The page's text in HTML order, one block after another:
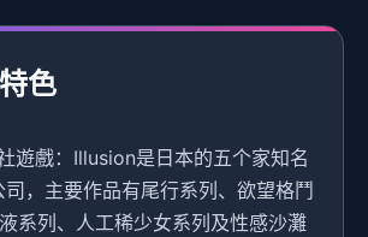
色
遊戲：Illusion是日本的五个家知名
，主要作品有尾行系列、欲望格鬥
系列、人工稀少女系列及性感沙灘